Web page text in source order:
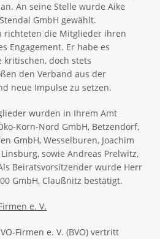
An seine Stelle wurde Aike
GmbH gewählt.
richteten die Mitglieder ihren
Engagement. Er habe es
doch stets
den Verband aus der
neue Impulse zu setzen.
wurden in Ihrem Amt
Korn-Nord GmbH, Betzendorf,
GmbH, Wesselburen, Joachim
sowie Andreas Prelwitz,
Beiratsvorsitzender wurde Herr
GmbH, Claußnitz bestätigt.
e. V.
Firmen e. V. (BVO) vertritt